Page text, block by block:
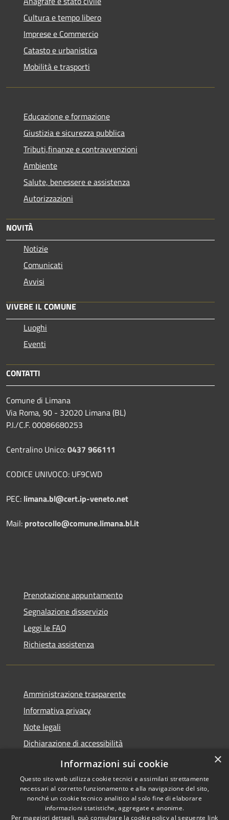
Cultura e tempo libero
Imprese e Commercio
Catasto e urbanistica
Mobilità e trasporti
Educazione e formazione
Giustizia e sicurezza pubblica
Tributi,finanze e contravvenzioni
Ambiente
Salute, benessere e assistenza
Autorizzazioni
NOVITÀ
Notizie
Comunicati
Avvisi
VIVERE IL COMUNE
Luoghi
Eventi
CONTATTI
Comune di Limana
Via Roma, 90 - 32020 Limana (BL)
P.I./C.F. 00086680253
Centralino Unico:0437 966111
CODICE UNIVOCO: UF9CWD
PEC: limana.bl@cert.ip-veneto.net
Mail: protocollo@comune.limana.bl.it
Prenotazione appuntamento
Segnalazione disservizio
Leggi le FAQ
Richiesta assistenza
Amministrazione trasparente
Informativa privacy
Note legali
Dichiarazione di accessibilità
Moduli Privacy Amministrazione trasparente
Copyright © 2026 • Comune di
×
Informazioni sui cookie
Questo sito web utilizza cookie tecnici e assimilati strettamente
necessari al corretto funzionamento e alla navigazione del sito,
nonché un cookie tecnico analitico al solo fine di elaborare
informazioni statistiche, aggregate e anonime.
Per maggiori dettagli, può consultare la cookie policy al seguente link